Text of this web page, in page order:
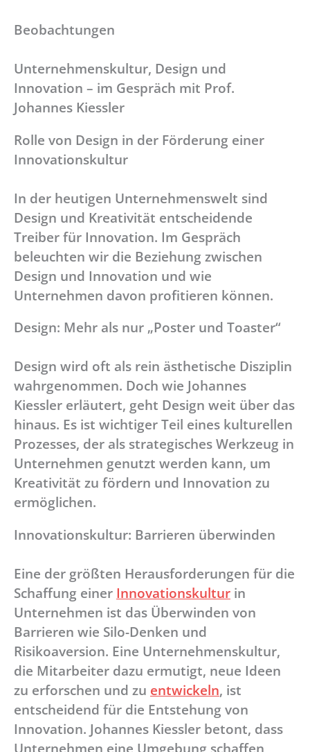
Beobachtungen
Unternehmenskultur, Design und
Innovation – im Gespräch mit Prof.
Johannes Kiessler
Rolle von Design in der Förderung einer
Innovationskultur
In der heutigen Unternehmenswelt sind
Design und Kreativität entscheidende
Treiber für Innovation. Im Gespräch
beleuchten wir die Beziehung zwischen
Design und Innovation und wie
Unternehmen davon profitieren können.
Design: Mehr als nur „Poster und Toaster“
Design wird oft als rein ästhetische Disziplin
wahrgenommen. Doch wie Johannes
Kiessler erläutert, geht Design weit über das
hinaus. Es ist wichtiger Teil eines kulturellen
Prozesses, der als strategisches Werkzeug in
Unternehmen genutzt werden kann, um
Kreativität zu fördern und Innovation zu
ermöglichen.
Innovationskultur: Barrieren überwinden
Eine der größten Herausforderungen für die
Schaffung einer Innovationskultur in
Unternehmen ist das Überwinden von
Barrieren wie Silo-Denken und
Risikoaversion. Eine Unternehmenskultur,
die Mitarbeiter dazu ermutigt, neue Ideen
zu erforschen und zu entwickeln, ist
entscheidend für die Entstehung von
Innovation. Johannes Kiessler betont, dass
Unternehmen eine Umgebung schaffen